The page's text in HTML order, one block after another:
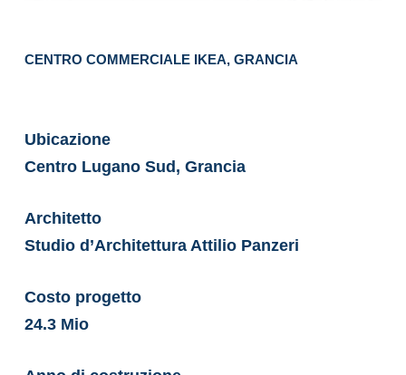
CENTRO COMMERCIALE IKEA, GRANCIA
Ubicazione
Centro Lugano Sud, Grancia
Architetto
Studio d’Architettura Attilio Panzeri
Costo progetto
24.3 Mio